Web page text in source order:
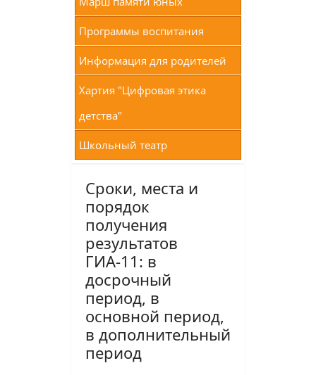
Программы воспитания
Информация для родителей
Хартия "Цифровая этика
детства"
Школьный театр
Сроки, места и
порядок
получения
результатов
ГИА-11: в
досрочный
период, в
основной период,
в дополнительный
период